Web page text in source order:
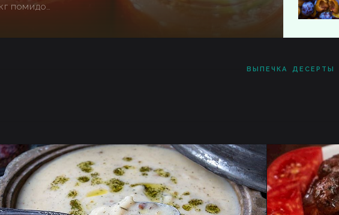
ПРИ ПРИГОТОВЛЕНИИ МЕНЕМЕНА ИЗ 10 КГ ПОМИДОРОВ ИДЕАЛЬНОЕ КОЛИЧЕСТВО ПЕРЦА СОСТАВЛЯЕТ ПРИМЕРНО 2,5–3 КГ. ТАКАЯ ПРОПОРЦИЯ СОХРАНЯЕТ ЕСТЕСТВЕННЫЙ ВКУС ПОМИДОРОВ, ПОЗВОЛЯЯ АРОМАТУ ПЕРЦА ОЩУЩАТЬСЯ СБАЛАНСИРОВАННО. ВЫБОР ПЕРЦА — СИВРИ, ЧАРЛИСТОН ИЛИ ОСТРЫЙ — НАПРЯМУЮ ВЛИЯЕТ НА ВКУС БЛЮДА. ПРИ ЗАГОТОВКЕ МЕНЕМЕНА НА ЗИМУ НА 10 КГ ПОМИДОРОВ ОБЫЧНО ДОБАВЛЯЮТ 3 КГ ПЕРЦА ДЛЯ ПОЛУЧЕНИЯ НАСЫЩЕННОГО И СБАЛАНСИРОВАННОГО ВКУСА.
ВЫПЕЧКА ДЕСЕРТЫ